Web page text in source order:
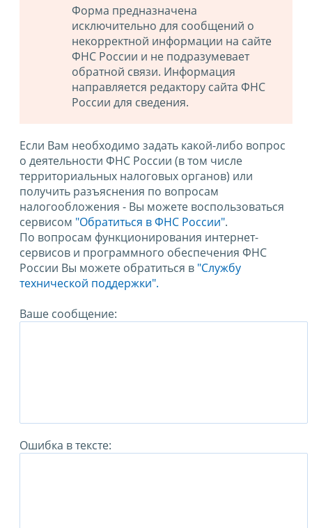
Форма предназначена
исключительно для сообщений о
некорректной информации на сайте
ФНС России и не подразумевает
обратной связи. Информация
направляется редактору сайта ФНС
России для сведения.
Если Вам необходимо задать какой-либо вопрос
о деятельности ФНС России (в том числе
территориальных налоговых органов) или
получить разъяснения по вопросам
налогообложения - Вы можете воспользоваться
сервисом "Обратиться в ФНС России".
По вопросам функционирования интернет-
сервисов и программного обеспечения ФНС
России Вы можете обратиться в "Службу
технической поддержки".
Ваше сообщение:
Ошибка в тексте: